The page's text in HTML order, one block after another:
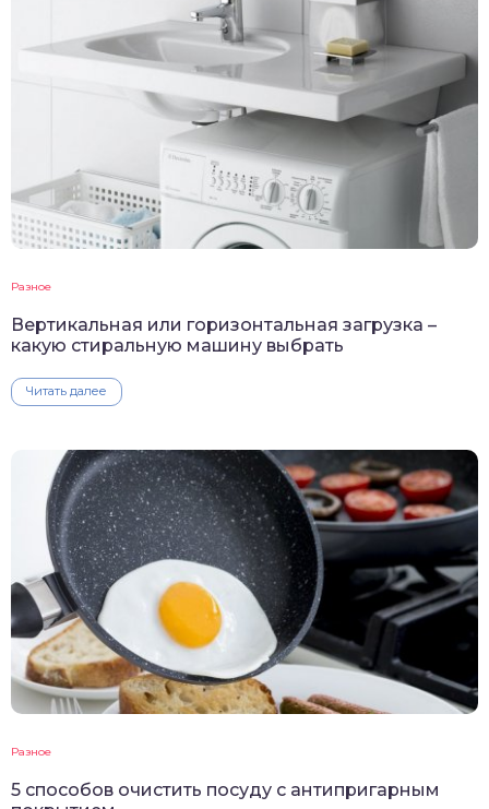
Разное
Вертикальная или горизонтальная загрузка –
какую стиральную машину выбрать
Читать далее
Разное
5 способов очистить посуду с антипригарным